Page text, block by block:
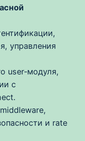
управления
user‑модуля,
с
и rate